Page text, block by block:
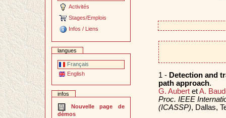
Activités
Stages/Emplois
Infos / Liens
langues
Français
English
infos
Nouvelle page de
démos
1 - Detection and
path approach.
G. AubertetA.
Proc. IEEE
(ICASSP), Dallas,